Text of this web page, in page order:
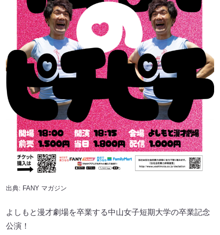
出典: FANY マガジン
よしもと漫才劇場を卒業する中山女子短期大学の卒業記念
公演！